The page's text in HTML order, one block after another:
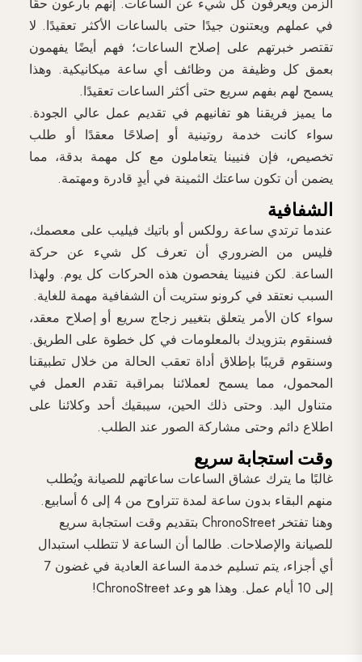
في عملهم ويعتنون جيدًا حتى بالساعات الأكثر تعقيدًا. لا
تقتصر خبرتهم على إصلاح الساعات؛ فهم أيضًا يفهمون
بعمق كل وظيفة من وظائف أي ساعة ميكانيكية. وهذا
يسمح لهم بفهم سريع حتى أكثر الساعات تعقيدًا.
ما يميز فريقنا هو تفانيهم في تقديم عمل عالي الجودة.
سواء كانت خدمة روتينية أو إصلاحًا معقدًا أو طلب
تخصيص، فإن فنيينا يتعاملون مع كل مهمة بدقة، مما
يضمن أن تكون ساعتك الثمينة في أيدٍ قادرة ومهتمة.
الشفافية​
عندما ترتدي ساعة رولكس أو باتيك فيليب على معصمك،
فليس من الضروري أن تعرف كل شيء عن حركة
الساعة. لكن فنيينا يفحصون هذه الحركات كل يوم. ولهذا
السبب نعتقد في كرونو ستريت أن الشفافية مهمة للغاية.
سواء كان الأمر يتعلق بتغيير زجاج سريع أو إصلاح معقد،
فسنقوم بتزويدك بالمعلومات في كل خطوة على الطريق.
وسنقوم قريبًا بإطلاق أداة تعقب الحالة من خلال تطبيقنا
المحمول، مما يسمح لعملائنا بمراقبة تقدم العمل في
متناول اليد. وحتى ذلك الحين، سيبقيك أحد وكلائنا على
اطلاع دائم وحتى مشاركة الصور عند الطلب.
وقت استجابة سريع
غالبًا ما يترك عشاق الساعات ساعاتهم للصيانة ويُطلب
منهم البقاء بدون ساعة لمدة تتراوح من 4 إلى 6 أسابيع.
وهنا تفتخر ChronoStreet بتقديم وقت استجابة سريع
للصيانة والإصلاحات. طالما أن الساعة لا تتطلب استبدال
أي أجزاء، يتم تسليم خدمة الساعة العادية في غضون 7
إلى 10 أيام عمل. وهذا هو وعد ChronoStreet!​